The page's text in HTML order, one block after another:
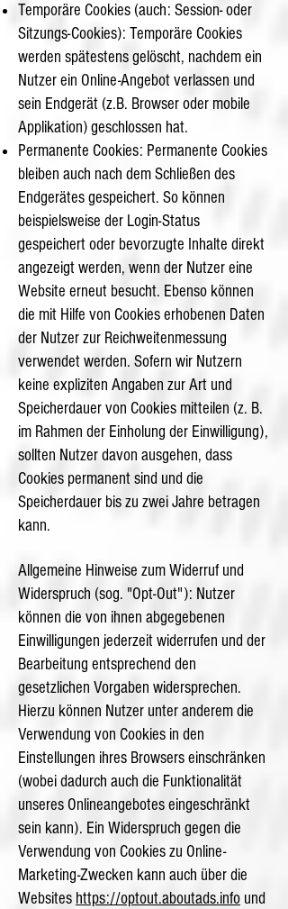
Temporäre Cookies (auch: Session- oder
Sitzungs-Cookies): Temporäre Cookies
werden spätestens gelöscht, nachdem ein
Nutzer ein Online-Angebot verlassen und
sein Endgerät (z.B. Browser oder mobile
Applikation) geschlossen hat.
Permanente Cookies: Permanente Cookies
bleiben auch nach dem Schließen des
Endgerätes gespeichert. So können
beispielsweise der Login-Status
gespeichert oder bevorzugte Inhalte direkt
angezeigt werden, wenn der Nutzer eine
Website erneut besucht. Ebenso können
die mit Hilfe von Cookies erhobenen Daten
der Nutzer zur Reichweitenmessung
verwendet werden. Sofern wir Nutzern
keine expliziten Angaben zur Art und
Speicherdauer von Cookies mitteilen (z. B.
im Rahmen der Einholung der Einwilligung),
sollten Nutzer davon ausgehen, dass
Cookies permanent sind und die
Speicherdauer bis zu zwei Jahre betragen
kann.
Allgemeine Hinweise zum Widerruf und
Widerspruch (sog. "Opt-Out"): Nutzer
können die von ihnen abgegebenen
Einwilligungen jederzeit widerrufen und der
Bearbeitung entsprechend den
gesetzlichen Vorgaben widersprechen.
Hierzu können Nutzer unter anderem die
Verwendung von Cookies in den
Einstellungen ihres Browsers einschränken
(wobei dadurch auch die Funktionalität
unseres Onlineangebotes eingeschränkt
sein kann). Ein Widerspruch gegen die
Verwendung von Cookies zu Online-
Marketing-Zwecken kann auch über die
Websites https://optout.aboutads.info und